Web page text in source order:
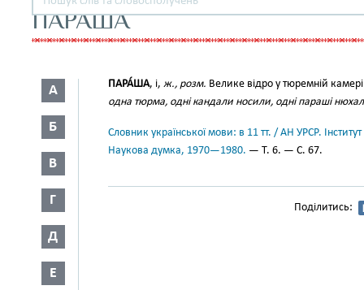
ПАРАША
А
Б
В
Г
Д
Е
ПАРА́ША, і, ж., розм. Велике відро у тюремній
одна тюрма, одні кандали носили, одні параші
Словник української мови: в 11 тт. / АН УРСР.
Наукова думка, 1970—1980. — Т. 6. — С. 67.
Поділитись: